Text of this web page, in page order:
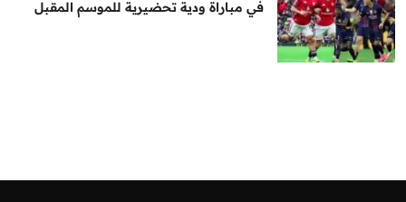
في مباراة ودية تحضيرية للموسم المقبل